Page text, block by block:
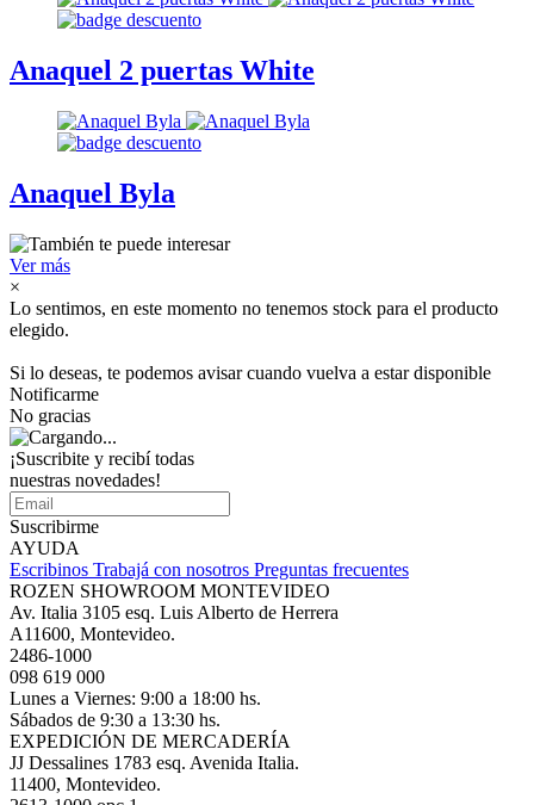
Anaquel 2 puertas White
Anaquel Byla
Ver más
×
Lo sentimos, en este momento no tenemos stock para el producto
elegido.
Si lo deseas, te podemos avisar cuando vuelva a estar disponible
Notificarme
No gracias
¡Suscribite y recibí todas
nuestras novedades!
Suscribirme
AYUDA
Escribinos Trabajá con nosotros Preguntas frecuentes
ROZEN SHOWROOM MONTEVIDEO
Av. Italia 3105 esq. Luis Alberto de Herrera
A11600, Montevideo.
2486-1000
098 619 000
Lunes a Viernes: 9:00 a 18:00 hs.
Sábados de 9:30 a 13:30 hs.
EXPEDICIÓN DE MERCADERÍA
JJ Dessalines 1783 esq. Avenida Italia.
11400, Montevideo.